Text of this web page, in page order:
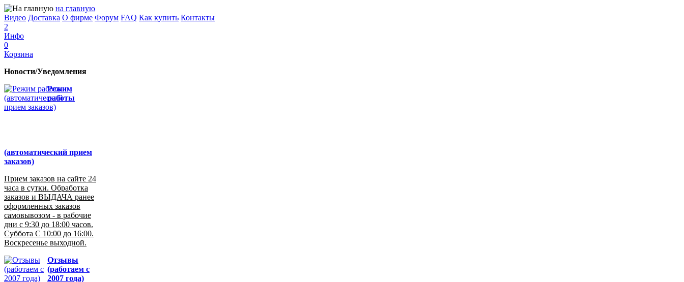
на главную
Видео Доставка О фирме Форум FAQ Как купить Контакты
2
Инфо
0
Корзина
Новости/Уведомления
Режим
работы
(автоматический прием
заказов)
Прием заказов на сайте 24
часа в сутки. Обработка
заказов и ВЫДАЧА ранее
оформленных заказов
самовывозом - в рабочие
дни с 9:30 до 18:00 часов.
Суббота С 10:00 до 16:00.
Воскресенье выходной.
Отзывы
(работаем с
2007 года)